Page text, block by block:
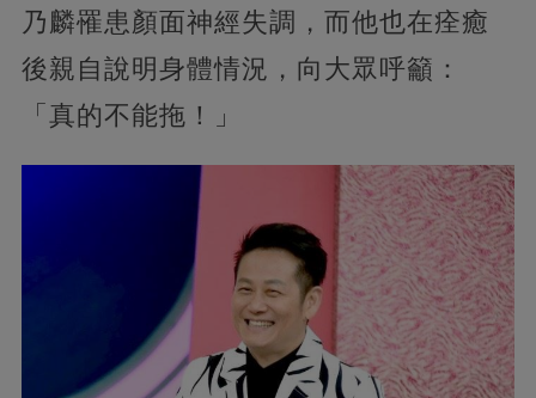
乃麟罹患顏面神經失調，而他也在痊癒
後親自說明身體情況，向大眾呼籲：
「真的不能拖！」